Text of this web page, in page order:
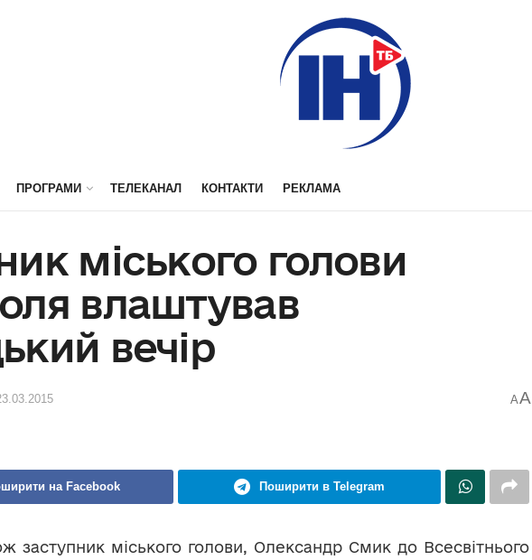
ПРОГРАМИ ТЕЛЕКАНАЛ КОНТАКТИ РЕКЛАМА
міського голови
влаштував
вечір
AA
на Facebook Поширити в Telegram
заступник міського голови, Олександр Смик до Всесвітнього